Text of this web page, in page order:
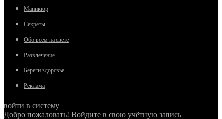
Маникюр
Секреты
Обо всём на свете
Развлечение
Береги здоровье
Реклама
войти в систему
Добро пожаловать! Войдите в свою учётную запись